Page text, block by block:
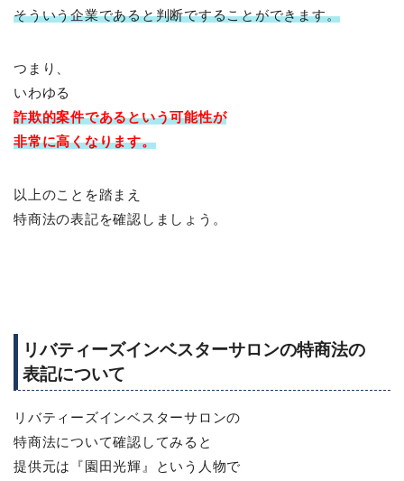
そういう企業であると判断ですることができます。
つまり、
いわゆる
詐欺的案件であるという可能性が
非常に高くなります。
以上のことを踏まえ
特商法の表記を確認しましょう。
リバティーズインベスターサロンの特商法の
表記について
リバティーズインベスターサロンの
特商法について確認してみると
提供元は『園田光輝』という人物で